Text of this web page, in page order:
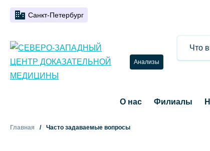
Санкт-Петербург
Анализы
О нас Филиалы
Главная Часто задаваемые вопросы